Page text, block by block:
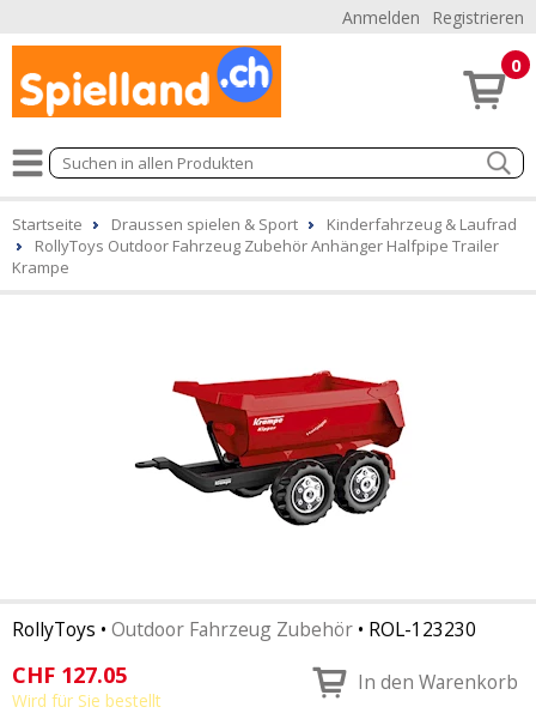
Anmelden Registrieren
0
Startseite Draussen spielen & Sport
Kinderfahrzeug & Laufrad
RollyToys Outdoor Fahrzeug Zubehör Anhänger Halfpipe Trailer
Krampe
RollyToys • Outdoor Fahrzeug Zubehör • ROL-123230
CHF 127.05
Wird für Sie bestellt
In den Warenkorb